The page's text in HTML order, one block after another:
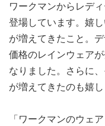
ワークマンからレデ
登場しています。嬉
が増えてきたこと。
価格のレインウェア
なりました。さらに
が増えてきたのも嬉し
「ワークマンのウェ